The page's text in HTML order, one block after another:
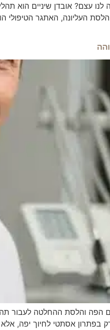
עצם? אובדן שיניים הוא
העליונה, האתגר הטיפולי
הפה והלסת ההחלטה לעבור
בפתרון אסתטי לחיוך יפה,